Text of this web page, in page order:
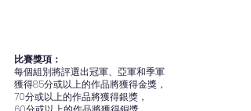
比賽獎項：
每個組別將評選出冠軍、亞軍和季軍
獲得85分或以上的作品將獲得金獎，
70分或以上的作品將獲得銀獎，